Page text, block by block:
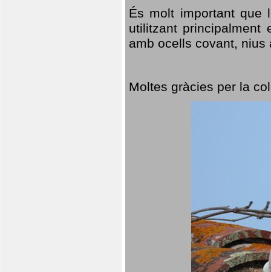
És molt important que
utilitzant
amb ocells covant,
Moltes gràcies per la